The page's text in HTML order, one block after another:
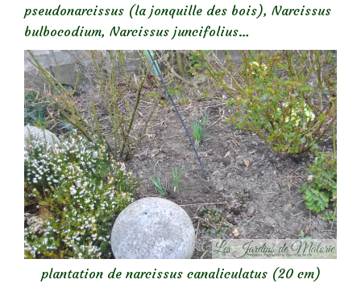
pseudonarcissus (la jonquille des bois), Narcissus
bulbocodium, Narcissus juncifolius…
plantation de narcissus canaliculatus (20 cm)